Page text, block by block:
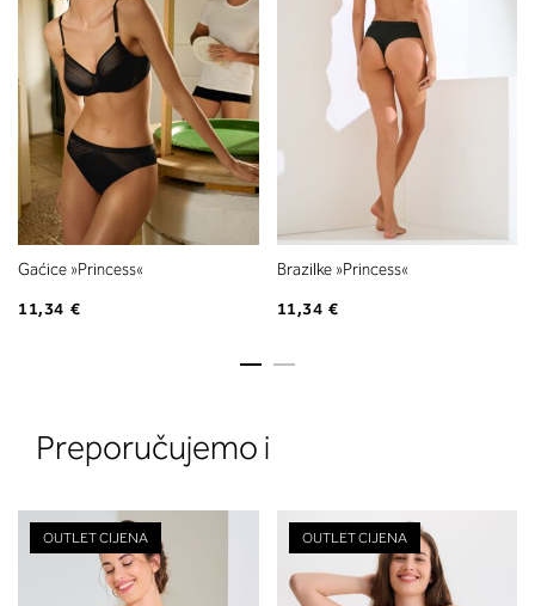
Gaćice »Princess«
11,34 €
Brazilke »Princess«
11,34 €
Preporučujemo i
OUTLET CIJENA OUTLET CIJENA
2. Prsni obseg